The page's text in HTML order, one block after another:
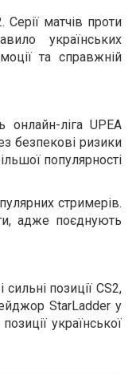
Серії матчів проти
українських
та справжній
ліга UPEA
безпекові ризики
популярності
стримерів.
адже поєднують
позиції CS2,
StarLadder у
української